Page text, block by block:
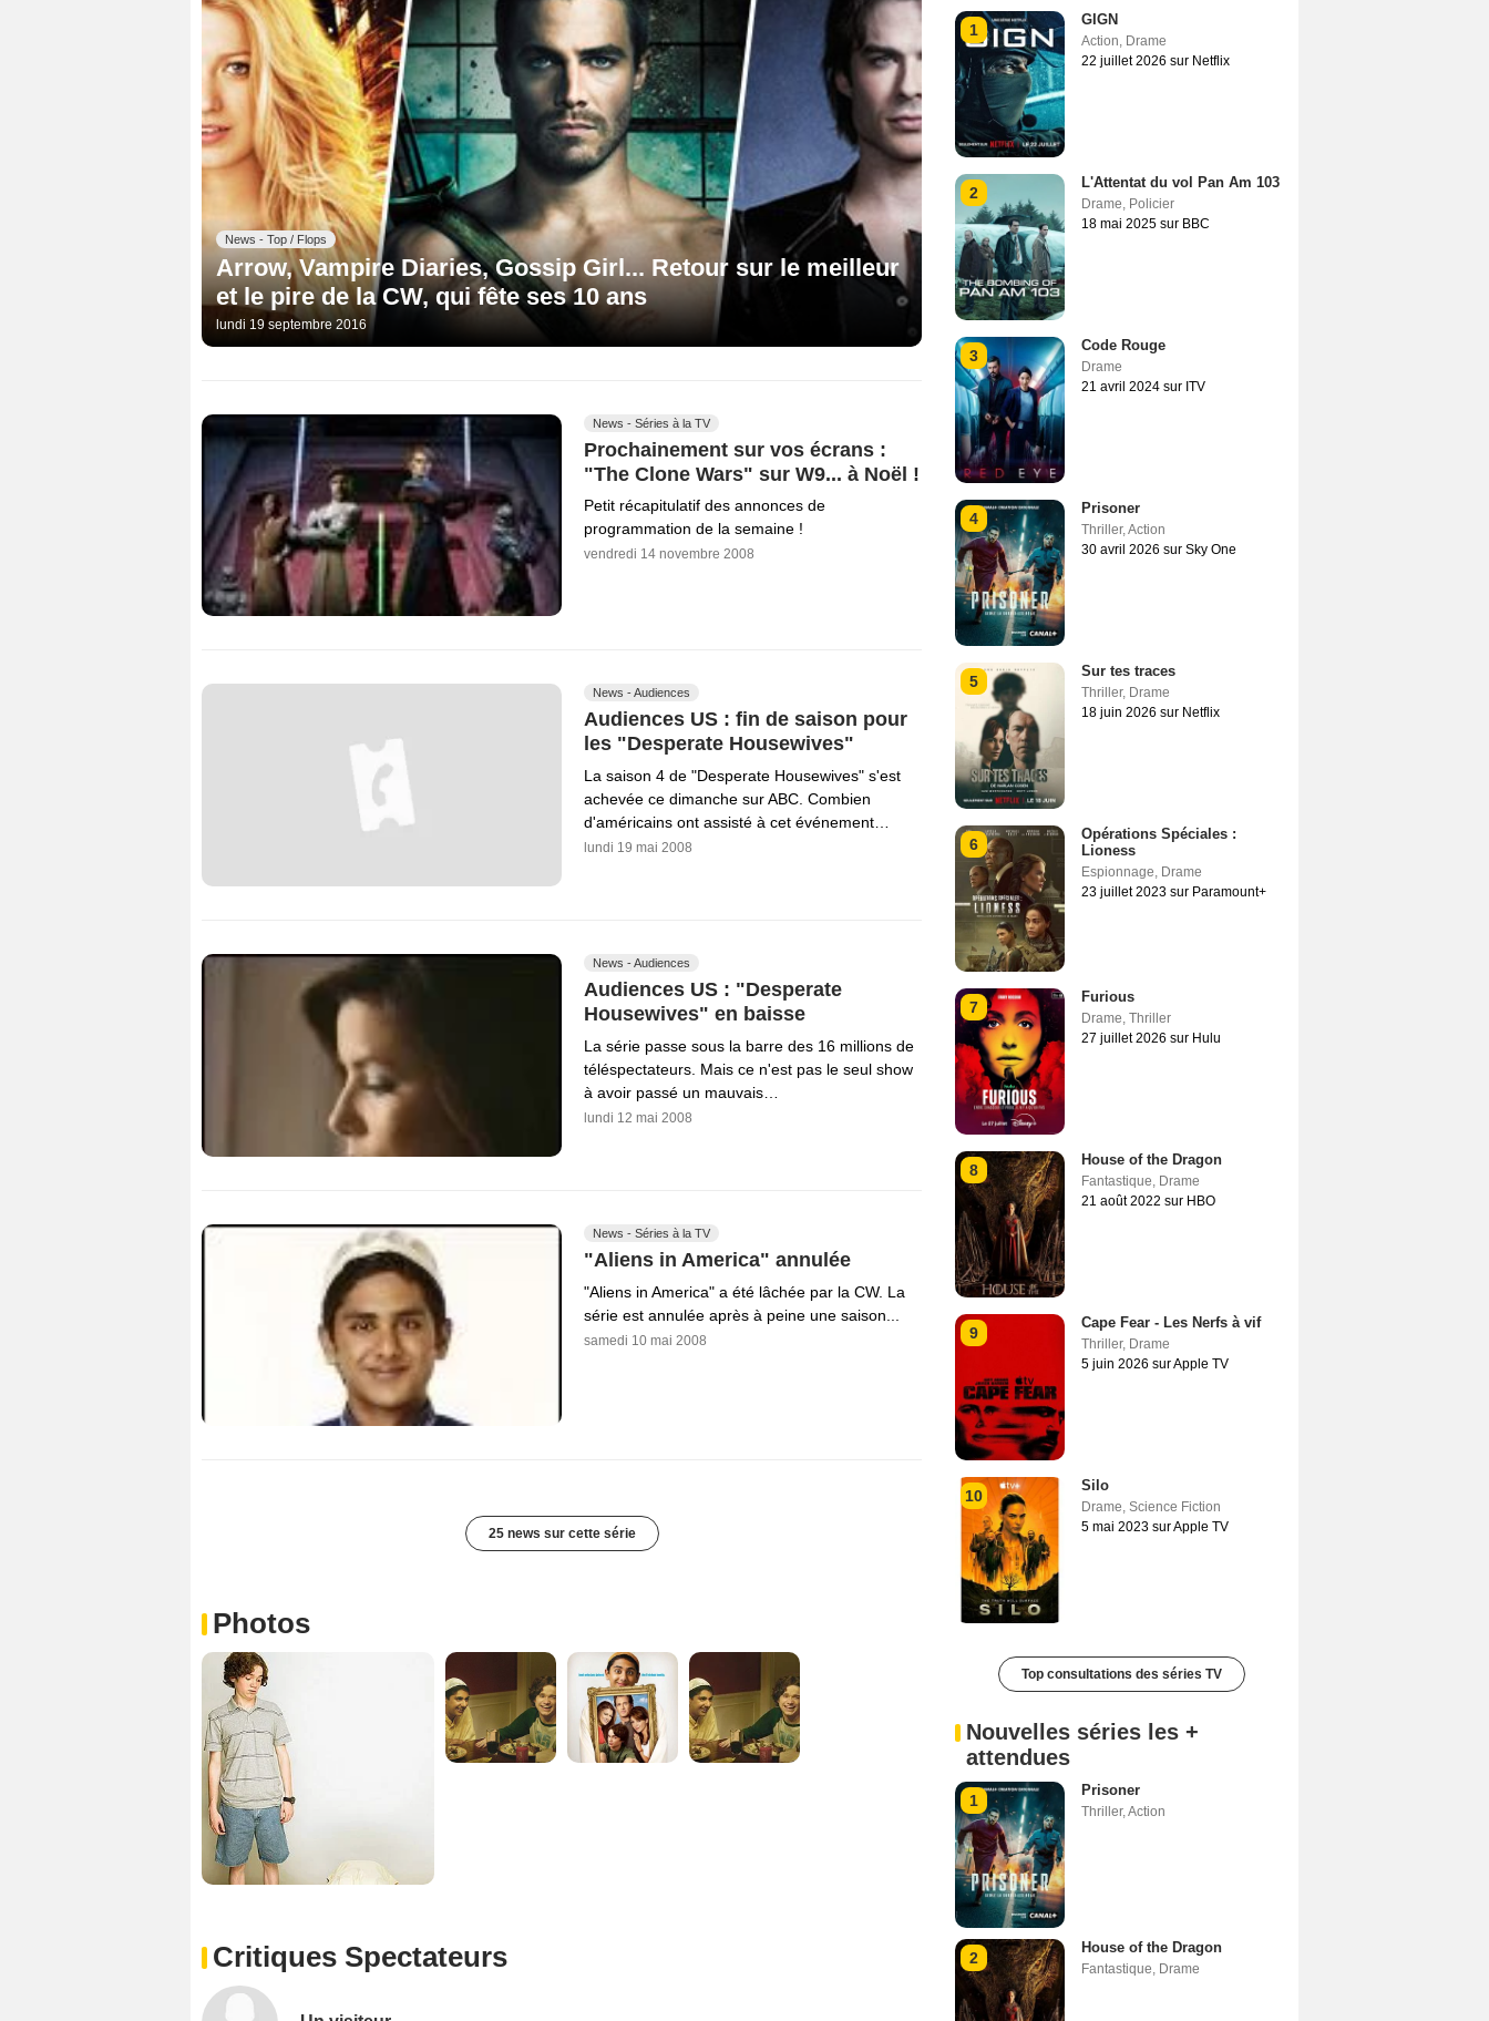
News - Top / Flops
Arrow, Vampire Diaries, Gossip Girl... Retour sur le meilleur
et le pire de la CW, qui fête ses 10 ans
lundi 19 septembre 2016
News - Séries à la TV
Prochainement sur vos écrans :
"The Clone Wars" sur W9... à Noël !
Petit récapitulatif des annonces de
programmation de la semaine !
vendredi 14 novembre 2008
News - Audiences
Audiences US : fin de saison pour
les "Desperate Housewives"
La saison 4 de "Desperate Housewives" s'est
achevée ce dimanche sur ABC. Combien
d'américains ont assisté à cet événement…
lundi 19 mai 2008
News - Audiences
Audiences US : "Desperate
Housewives" en baisse
La série passe sous la barre des 16 millions de
téléspectateurs. Mais ce n'est pas le seul show
à avoir passé un mauvais…
lundi 12 mai 2008
News - Séries à la TV
"Aliens in America" annulée
"Aliens in America" a été lâchée par la CW. La
série est annulée après à peine une saison...
samedi 10 mai 2008
25 news sur cette série
Photos
Critiques Spectateurs
1
GIGN
Action, Drame
22 juillet 2026 sur Netflix
2
L'Attentat du vol Pan Am 103
Drame, Policier
18 mai 2025 sur BBC
3
Code Rouge
Drame
21 avril 2024 sur ITV
4
Prisoner
Thriller,Action
30 avril 2026 sur Sky One
5
Sur tes traces
Thriller, Drame
18 juin 2026 sur Netflix
6
Opérations Spéciales :
Lioness
Espionnage, Drame
23 juillet 2023 sur Paramount+
7
Furious
Drame, Thriller
27 juillet 2026 sur Hulu
8
House of the Dragon
Fantastique, Drame
21 août 2022 sur HBO
9
Cape Fear - Les Nerfs à vif
Thriller, Drame
5 juin 2026 sur Apple TV
10
Silo
Drame, Science Fiction
5 mai 2023 sur Apple TV
Top consultations des séries TV
Nouvelles séries les +
attendues
1
Prisoner
Thriller,Action
2
House of the Dragon
Fantastique, Drame